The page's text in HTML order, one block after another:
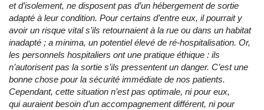
et d’isolement, ne disposent pas d’un hébergement de sortie
adapté à leur condition. Pour certains d’entre eux, il pourrait y
avoir un risque vital s’ils retournaient à la rue ou dans un habitat
inadapté ; a minima, un potentiel élevé de ré-hospitalisation. Or,
les personnels hospitaliers ont une pratique éthique : ils
n’autorisent pas la sortie s’ils pressentent un danger. C’est une
bonne chose pour la sécurité immédiate de nos patients.
Cependant, cette situation n’est pas optimale, ni pour eux,
qui auraient besoin d’un accompagnement différent, ni pour